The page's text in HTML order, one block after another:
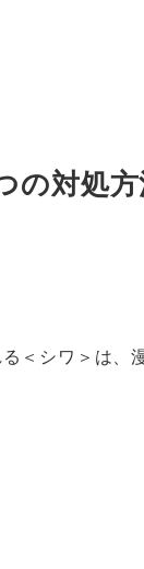
の対処方
る＜シワ＞は、